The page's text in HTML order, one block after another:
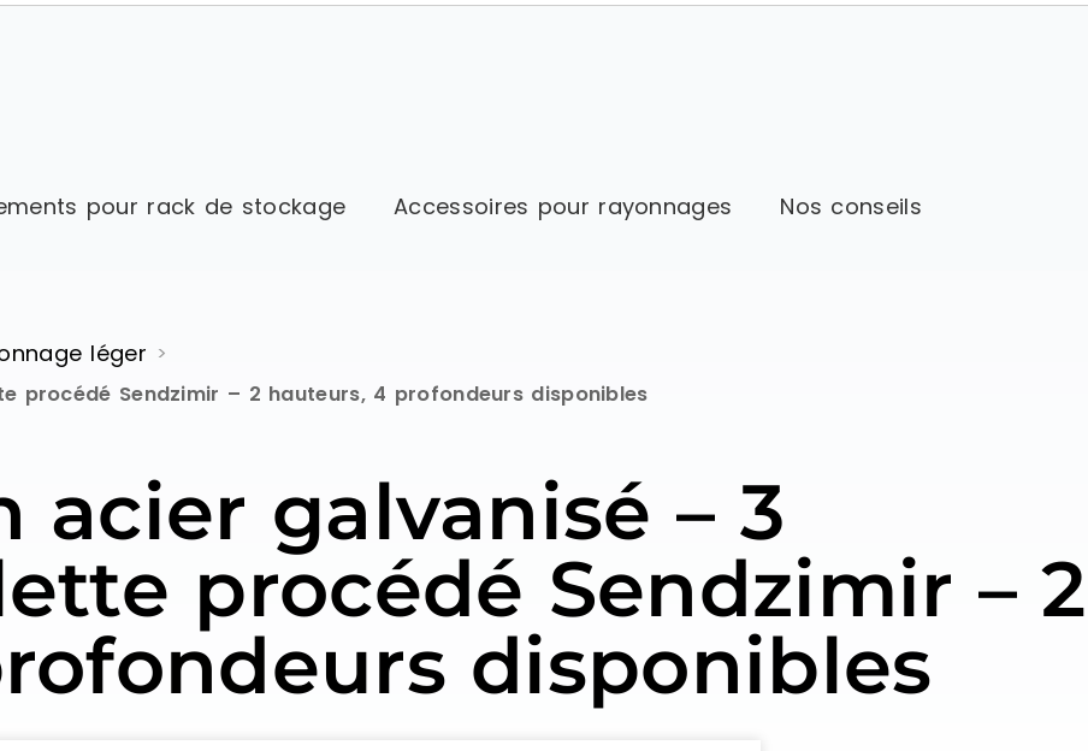
pour rack de stockage Accessoires pour rayonnages Nos conseils
léger >
procédé Sendzimir – 2 hauteurs, 4 profondeurs disponibles
acier galvanisé – 3
procédé Sendzimir – 2
disponibles